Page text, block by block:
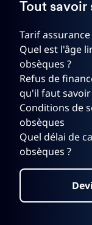
Tout savoir
Tarif
Quel est l'âge
obsèques ?
Refus de
qu'il faut savoir
Conditions de
obsèques
Quel délai de
obsèques ?